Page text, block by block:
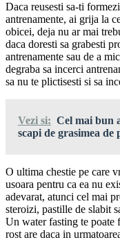
Daca reusesti sa-ti
antrenamente, ai grija la
obicei, deja nu ar mai
daca doresti sa grabesti
antrenamente sau de a
degraba sa incerci
sa nu te plictisesti si sa
Vezi si: Cel mai bun
scapi de grasimea de
O ultima chestie pe care
usoara pentru ca ea nu
adevarat, atunci cel mai
steroizi, pastille de slabit
Un water fasting te poate
rost are daca in